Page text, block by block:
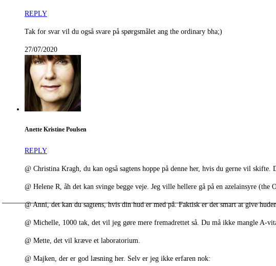
REPLY
Tak for svar vil du også svare på spørgsmålet ang the ordinary bha;)
27/07/2020
Anette Kristine Poulsen
REPLY
@ Christina Kragh, du kan også sagtens hoppe på denne her, hvis du gerne vil
@ Helene R, åh det kan svinge begge veje. Jeg ville hellere gå på en azelainsyre (the
@ Anni, det kan du sagtens, hvis din hud er med på. Faktisk er det smart at give
@ Michelle, 1000 tak, det vil jeg gøre mere fremadrettet så. Du må ikke mangle A-
@ Mette, det vil kræve et laboratorium.
@ Majken, der er god læsning her. Selv er jeg ikke erfaren nok: